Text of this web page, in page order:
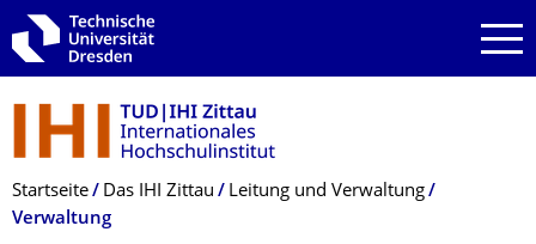
Zur Hauptnavigation springen
Zur Suche springen
Zum Inhalt springen
Breadcrumb-Menü
Startseite Das IHI Zittau
Leitung und Verwaltung
Verwaltung